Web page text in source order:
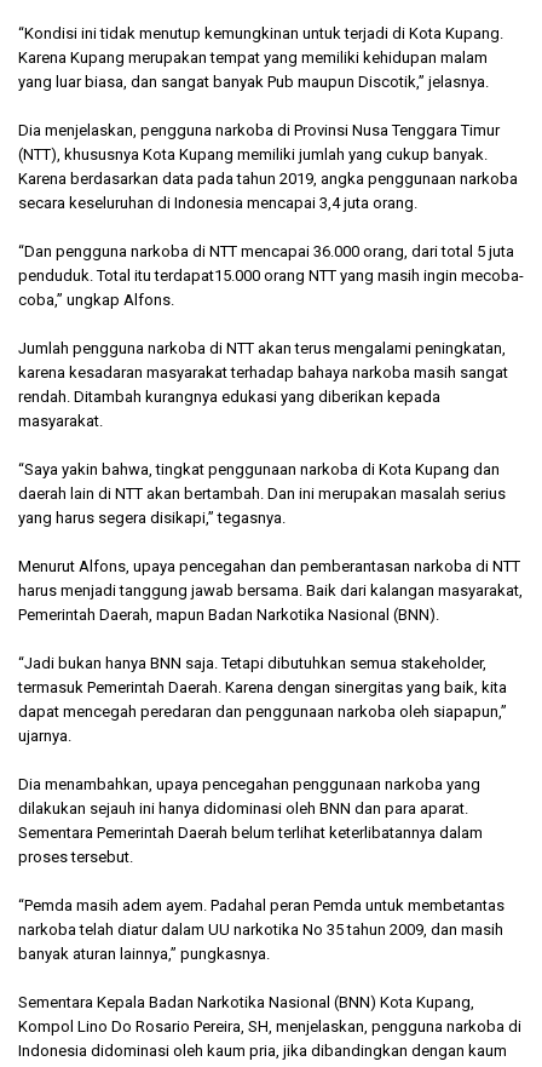
“Kondisi ini tidak menutup kemungkinan untuk terjadi di Kota Kupang.
Karena Kupang merupakan tempat yang memiliki kehidupan malam
yang luar biasa, dan sangat banyak Pub maupun Discotik,” jelasnya.
Dia menjelaskan, pengguna narkoba di Provinsi Nusa Tenggara Timur
(NTT), khususnya Kota Kupang memiliki jumlah yang cukup banyak.
Karena berdasarkan data pada tahun 2019, angka penggunaan narkoba
secara keseluruhan di Indonesia mencapai 3,4 juta orang.
“Dan pengguna narkoba di NTT mencapai 36.000 orang, dari total 5 juta
penduduk. Total itu terdapat15.000 orang NTT yang masih ingin mecoba-
coba,” ungkap Alfons.
Jumlah pengguna narkoba di NTT akan terus mengalami peningkatan,
karena kesadaran masyarakat terhadap bahaya narkoba masih sangat
rendah. Ditambah kurangnya edukasi yang diberikan kepada
masyarakat.
“Saya yakin bahwa, tingkat penggunaan narkoba di Kota Kupang dan
daerah lain di NTT akan bertambah. Dan ini merupakan masalah serius
yang harus segera disikapi,” tegasnya.
Menurut Alfons, upaya pencegahan dan pemberantasan narkoba di NTT
harus menjadi tanggung jawab bersama. Baik dari kalangan masyarakat,
Pemerintah Daerah, mapun Badan Narkotika Nasional (BNN).
“Jadi bukan hanya BNN saja. Tetapi dibutuhkan semua stakeholder,
termasuk Pemerintah Daerah. Karena dengan sinergitas yang baik, kita
dapat mencegah peredaran dan penggunaan narkoba oleh siapapun,”
ujarnya.
Dia menambahkan, upaya pencegahan penggunaan narkoba yang
dilakukan sejauh ini hanya didominasi oleh BNN dan para aparat.
Sementara Pemerintah Daerah belum terlihat keterlibatannya dalam
proses tersebut.
“Pemda masih adem ayem. Padahal peran Pemda untuk membetantas
narkoba telah diatur dalam UU narkotika No 35 tahun 2009, dan masih
banyak aturan lainnya,” pungkasnya.
Sementara Kepala Badan Narkotika Nasional (BNN) Kota Kupang,
Kompol Lino Do Rosario Pereira, SH, menjelaskan, pengguna narkoba di
Indonesia didominasi oleh kaum pria, jika dibandingkan dengan kaum